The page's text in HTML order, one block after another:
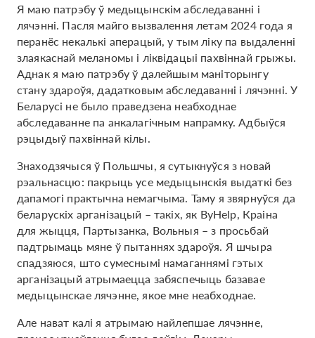
Я маю патрэбу ў медыцынскім абследаванні і
лячэнні. Пасля майго вызвалення летам 2024 года я
перанёс некалькі аперацый, у тым ліку па выдаленні
злаякаснай меланомы і ліквідацыі пахвіннай грыжы.
Аднак я маю патрэбу ў далейшым маніторынгу
стану здароўя, дадатковым абследаванні і лячэнні. У
Беларусі не было праведзена неабходнае
абследаванне па анкалагічным напрамку. Адбыўся
рэцыдыў пахвіннай кілы.
Знаходзячыся ў Польшчы, я сутыкнуўся з новай
рэальнасцю: пакрыць усе медыцынскія выдаткі без
дапамогі практычна немагчыма. Таму я звярнуўся да
беларускіх арганізацый – такіх, як ByHelp, Краіна
для жыцця, Партызанка, Вольныя – з просьбай
падтрымаць мяне ў пытаннях здароўя. Я шчыра
спадзяюся, што сумеснымі намаганнямі гэтых
арганізацый атрымаецца забяспечыць базавае
медыцынскае лячэнне, якое мне неабходнае.
Але нават калі я атрымаю найлепшае лячэнне,